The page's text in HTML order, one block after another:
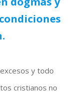
y todo
cristianos no